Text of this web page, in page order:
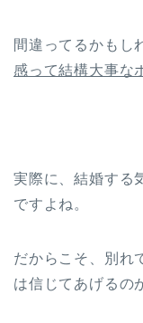
間違ってるかもし
感って結構大事な
実際に、結婚する
ですよね。
だからこそ、別れ
は信じてあげるの